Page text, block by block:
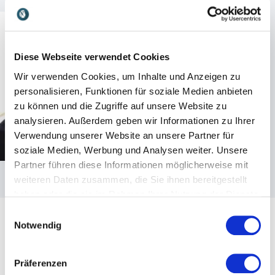
Diese Webseite verwendet Cookies
Wir verwenden Cookies, um Inhalte und Anzeigen zu
personalisieren, Funktionen für soziale Medien anbieten
zu können und die Zugriffe auf unsere Website zu
analysieren. Außerdem geben wir Informationen zu Ihrer
Verwendung unserer Website an unsere Partner für
soziale Medien, Werbung und Analysen weiter. Unsere
Partner führen diese Informationen möglicherweise mit
weiteren Daten zusammen, die Sie ihnen bereitgestellt
Notwendig
Präferenzen